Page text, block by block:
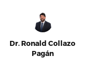
Dr. Ronald Collazo
Pagán